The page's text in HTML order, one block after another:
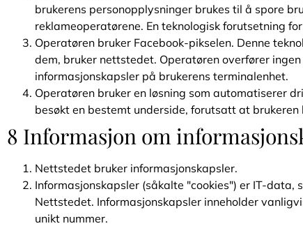
brukerens personopplysninger brukes til å spore
reklameoperatørene. En teknologisk forutsetning
Operatøren bruker Facebook-pikselen. Denne
dem, bruker nettstedet. Operatøren overfører
informasjonskapsler på brukerens terminalenhet.
Operatøren bruker en løsning som automatiserer
besøkt en bestemt underside, forutsatt at
8 Informasjon om
Nettstedet bruker informasjonskapsler.
Informasjonskapsler (såkalte "cookies") er IT-
Nettstedet. Informasjonskapsler inneholder
unikt nummer.